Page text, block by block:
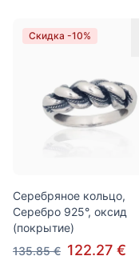
Скидка -10%
Серебряное кольцо,
Серебро 925°, оксид
(покрытие)
135.85 € 122.27 €